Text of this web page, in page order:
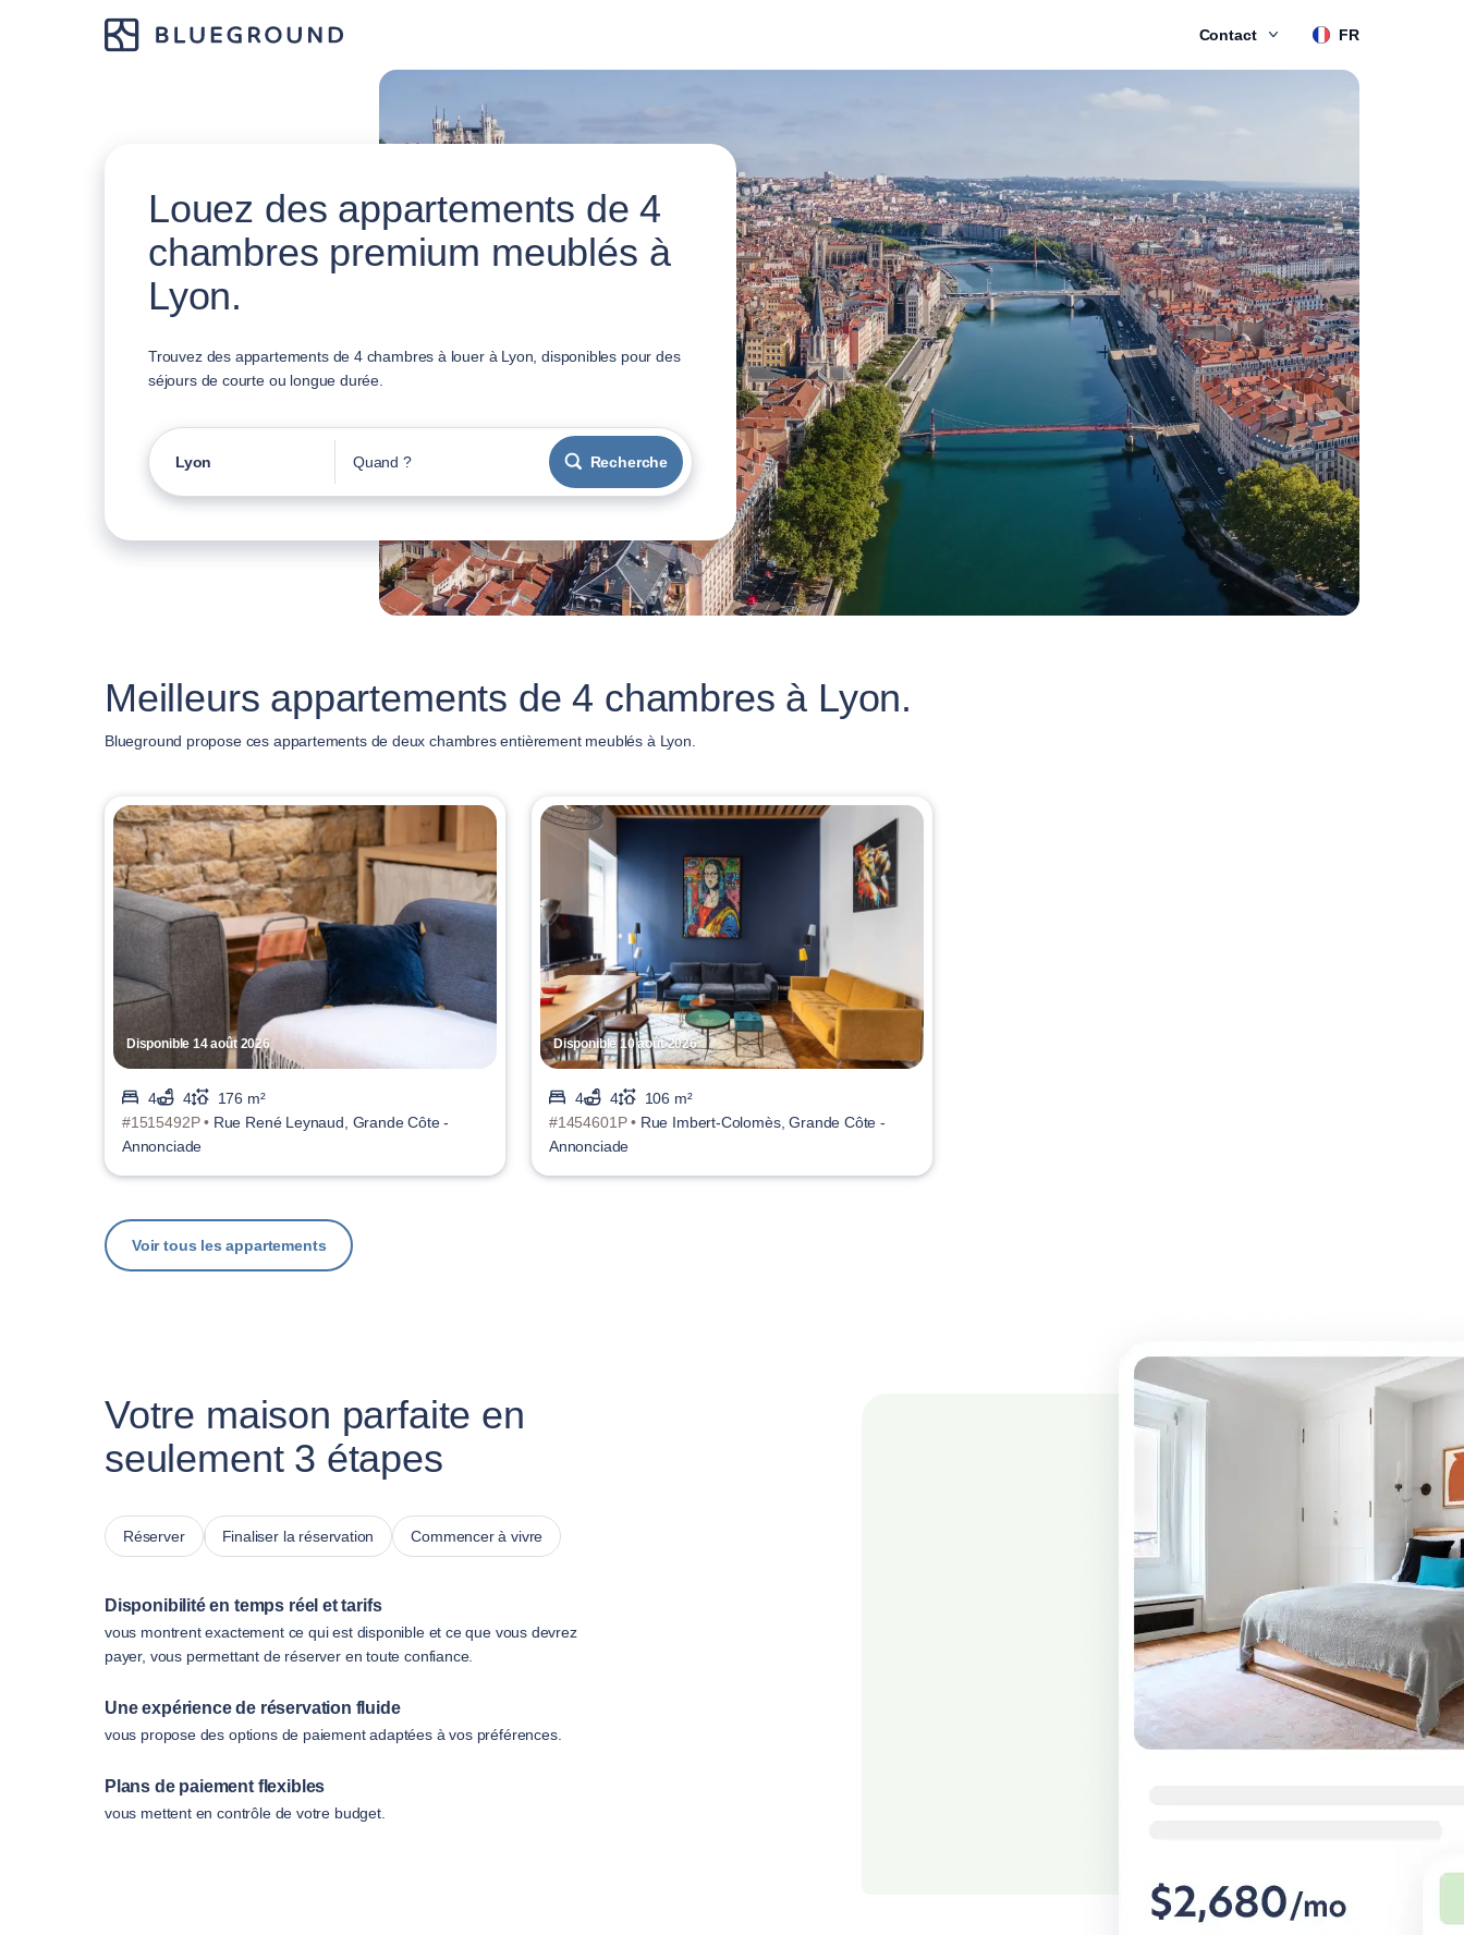
Contact FR
Louez des appartements de 4
chambres premium meublés à
Lyon.
Trouvez des appartements de 4 chambres à louer à Lyon, disponibles pour des
séjours de courte ou longue durée.
Lyon Quand ? Recherche
Meilleurs appartements de 4 chambres à Lyon.
Blueground propose ces appartements de deux chambres entièrement meublés à Lyon.
Disponible 14 août 2026
4 4
176 m²
#1515492P • Rue René Leynaud, Grande Côte -
Annonciade
Disponible 10 août 2026
4 4
106 m²
#1454601P • Rue Imbert-Colomès, Grande Côte -
Annonciade
Voir tous les appartements
Votre maison parfaite en
seulement 3 étapes
Réserver Finaliser la réservation Commencer à vivre
Disponibilité en temps réel et tarifs
vous montrent exactement ce qui est disponible et ce que vous devrez
payer, vous permettant de réserver en toute confiance.
Une expérience de réservation fluide
vous propose des options de paiement adaptées à vos préférences.
Plans de paiement flexibles
vous mettent en contrôle de votre budget.